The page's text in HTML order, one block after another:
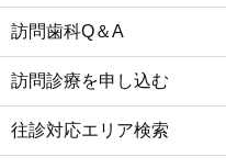
訪問歯科Q＆A
訪問診療を申し込む
往診対応エリア検索